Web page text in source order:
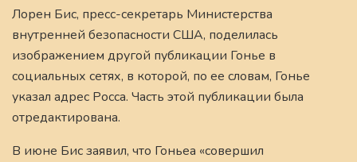
Лорен Бис, пресс-секретарь Министерства
внутренней безопасности США, поделилась
изображением другой публикации Гонье в
социальных сетях, в которой, по ее словам, Гонье
указал адрес Росса. Часть этой публикации была
отредактирована.
В июне Бис заявил, что Гоньеа «совершил